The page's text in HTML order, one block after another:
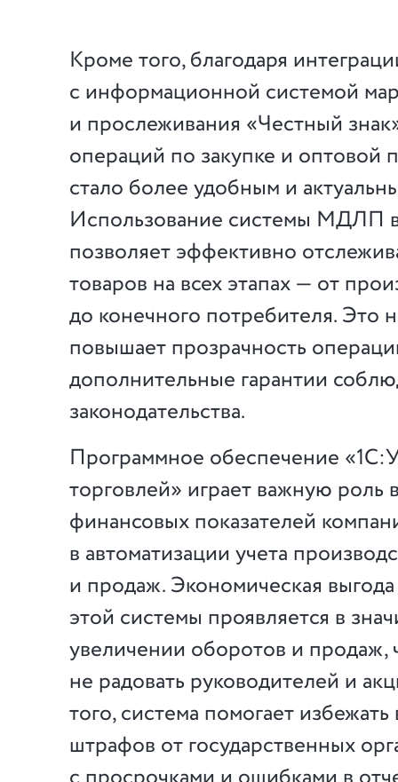
Кроме того, благодаря
с информационной системой
и прослеживания «Честный
операций по закупке и оптовой
стало более удобным и
Использование системы МДЛП
позволяет эффективно
товаров на всех этапах — от
до конечного потребителя. Это
повышает прозрачность
дополнительные гарантии
законодательства.
Программное обеспечение
торговлей» играет важную роль
финансовых показателей
в автоматизации учета
и продаж. Экономическая
этой системы проявляется в
увеличении оборотов и продаж,
не радовать руководителей и
того, система помогает
штрафов от государственных